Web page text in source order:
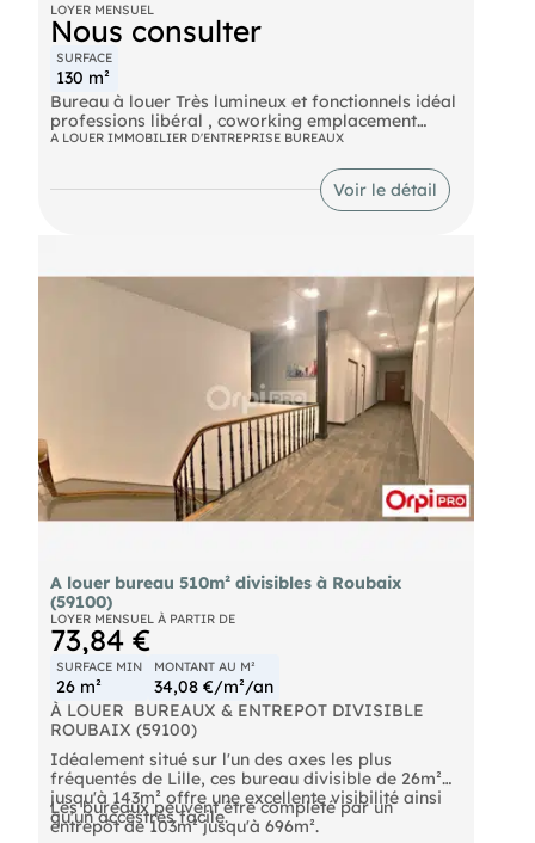
LOYER MENSUEL
Nous consulter
SURFACE
130 m²
Bureau à louer Très lumineux et fonctionnels idéal
professions libéral , coworking emplacement
central et accessible proche transports et
Contact pour plus d'information ou organiser une
visite Ce bien vous est présenté par , votre
A LOUER IMMOBILIER D'ENTREPRISE BUREAUX
Voir le détail
A louer bureau 510m² divisibles à Roubaix
(59100)
LOYER MENSUEL À PARTIR DE
73,84 €
SURFACE MIN
26 m²
MONTANT AU M²
34,08 €/m²/an
À LOUER  BUREAUX & ENTREPOT DIVISIBLE 
ROUBAIX (59100)
Idéalement situé sur l'un des axes les plus
fréquentés de Lille, ces bureau divisible de 26m²
jusqu'à 143m² offre une excellente visibilité ainsi
qu'un accèstrès facile.
Les bureaux peuvent être complété par un
entrepôt de 103m² jusqu'à 696m².